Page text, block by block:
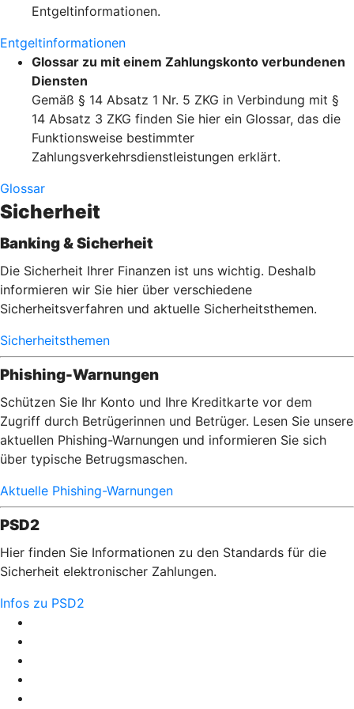
Entgeltinformationen.
Entgeltinformationen
Glossar zu mit einem Zahlungskonto verbundenen
Diensten
Gemäß § 14 Absatz 1 Nr. 5 ZKG in Verbindung mit §
14 Absatz 3 ZKG finden Sie hier ein Glossar, das die
Funktionsweise bestimmter
Zahlungsverkehrsdienstleistungen erklärt.
Glossar
Sicherheit
Banking & Sicherheit
Die Sicherheit Ihrer Finanzen ist uns wichtig. Deshalb
informieren wir Sie hier über verschiedene
Sicherheitsverfahren und aktuelle Sicherheitsthemen.
Sicherheitsthemen
Phishing-Warnungen
Schützen Sie Ihr Konto und Ihre Kreditkarte vor dem
Zugriff durch Betrügerinnen und Betrüger. Lesen Sie unsere
aktuellen Phishing-Warnungen und informieren Sie sich
über typische Betrugsmaschen.
Aktuelle Phishing-Warnungen
PSD2
Hier finden Sie Informationen zu den Standards für die
Sicherheit elektronischer Zahlungen.
Infos zu PSD2